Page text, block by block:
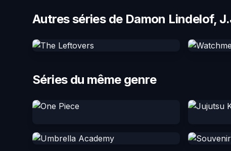
Autres séries de Damon Lindelof,
Séries du même genre